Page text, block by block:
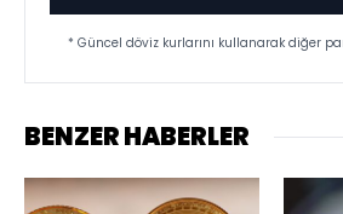
* Güncel döviz kurlarını kullanarak diğer
BENZER HABERLER